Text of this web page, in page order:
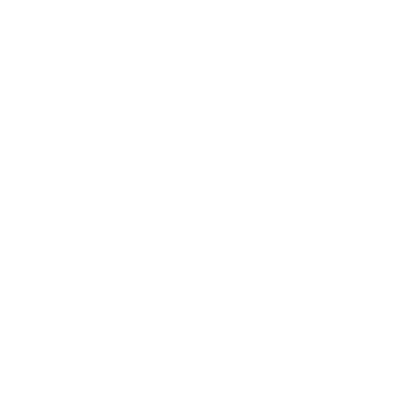
Компания осуществляет возврат и обмен товаров
Компания осуществляет возврат и обмен этого товара в
надлежащего и ненадлежащего качества). Обратная